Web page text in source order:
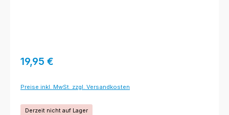
Regulärer Preis:
19,95 €
Preise inkl. MwSt. zzgl. Versandkosten
Derzeit nicht auf Lager